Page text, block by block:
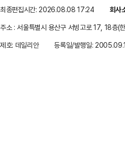
최종편집시간: 2026.08.08 17:24 회사
주소 : 서울특별시 용산구 서빙고로 17, 18층(
제호: 데일리안
등록일/발행일: